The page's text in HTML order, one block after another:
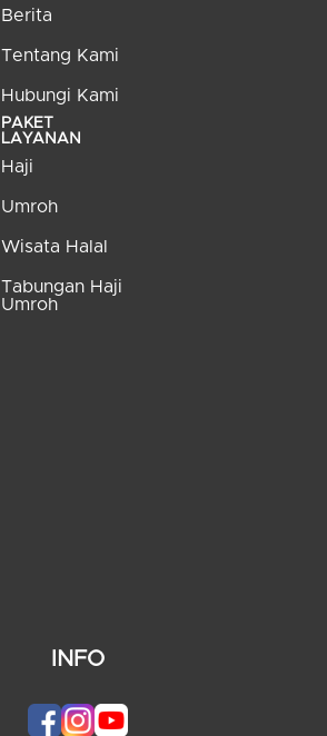
Berita
Tentang Kami
Hubungi Kami
PAKET
LAYANAN
Haji
Umroh
Wisata Halal
Tabungan Haji
Umroh
INFO